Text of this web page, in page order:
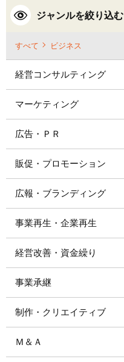
ジャンルを絞り込む
すべて ビジネス
経営コンサルティング
マーケティング
広告・ＰＲ
販促・プロモーション
広報・ブランディング
事業再生・企業再生
経営改善・資金繰り
事業承継
制作・クリエイティブ
Ｍ＆Ａ